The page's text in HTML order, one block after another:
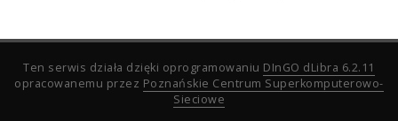
Ten serwis działa dzięki oprogramowaniu DInGO dLibra 6.2.11
opracowanemu przez Poznańskie Centrum Superkomputerowo-
Sieciowe